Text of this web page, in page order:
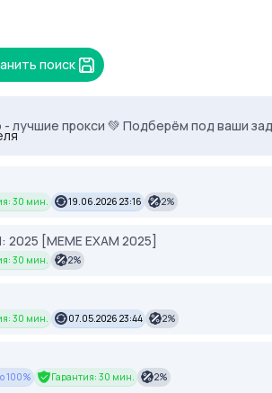
поиск
прием крипто платежей
10% на прокси с NodeMaven. Используй
- лучшие прокси 💚 Подберём под ваши
30 мин. 19.06.2026 23:16 2%
[MEME EXAM 2025]
30 мин. 2%
30 мин. 07.05.2026 23:44 2%
100% Гарантия: 30 мин. 2%